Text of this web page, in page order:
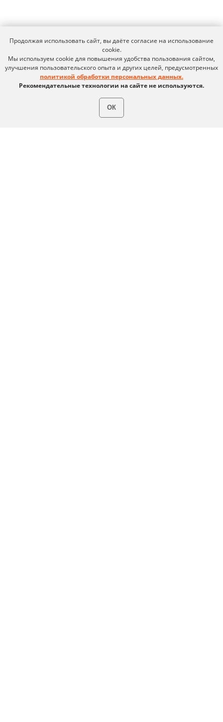
Продолжая использовать сайт, вы даёте согласие на использование
cookie.
Мы используем cookie для повышения удобства пользования сайтом,
улучшения пользовательского опыта и других целей, предусмотренных
политикой обработки персональных данных.
Рекомендательные технологии на сайте не используются.
ОК